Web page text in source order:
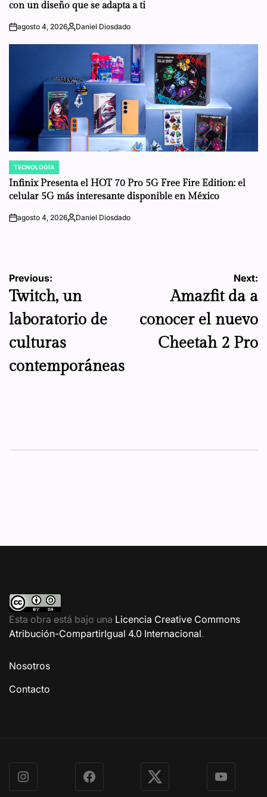
con un diseño que se adapta a ti
onagosto 4, 2026Posted
Daniel Diosdado
POSTED
IN
TECNOLOGÍA
Infinix Presenta el HOT 70 Pro 5G Free Fire Edition: el
celular 5G más interesante disponible en México
onagosto 4, 2026Posted
Daniel Diosdado
Navegación
de
entradas
Previous:
Twitch, un
laboratorio de
culturas
contemporáneas
Next:
Amazfit da a
conocer el nuevo
Cheetah 2 Pro
Esta obra está bajo una Licencia Creative Commons
Atribución-CompartirIgual 4.0 Internacional.
Nosotros
Contacto
Instagram Facebook X YouTube